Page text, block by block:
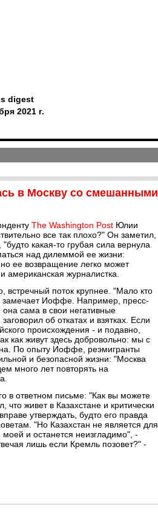
digest
2021 г.
в Москву со смешанными
The Washington Post Юлии
все так плохо?" Он заметил,
какая-то грубая сила вернула
над дилеммой ее жизни:
ее возвращение легко может
американская журналистка.
встречный поток крупнее. "Мало кто
замечает Иоффе. Например, пресс-
сама в свои негативные
об откатах и взятках. Если
происхождения - и подавно,
как живут здесь добровольно: мы с
По опыту Иоффе, реэмигранты
и безопасной жизни: "Москва
много лет повторять на
в ответном письме: "Как вы можете
живет в Казахстане и критически
утверждать, будто его правда
"Но Казахстан не является для
и останется неизгладимо", -
лишь если Кремль позовет?" -